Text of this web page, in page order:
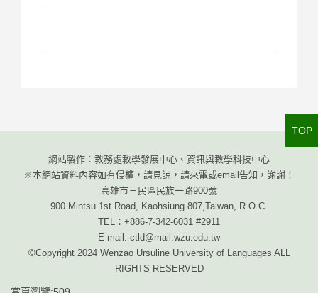
網站製作：教務處教學發展中心、資訊與教學科技中心
※本網站資料內容如有侵權，請見諒，請來電或email告知，謝謝！
高雄市三民區民族一路900號
900 Mintsu 1st Road, Kaohsiung 807,Taiwan, R.O.C.
TEL：+886-7-342-6031 #2911
E-mail: ctld@mail.wzu.edu.tw
©Copyright 2024 Wenzao Ursuline University of Languages ALL
RIGHTS RESERVED
TOP